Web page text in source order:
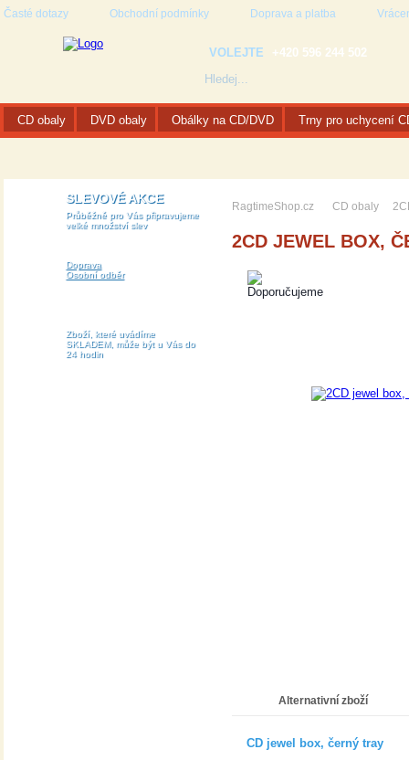
Časté dotazy Obchodní podmínky Doprava a platba
VOLEJTE +420 596 244 502
CD obaly DVD obaly Obálky na CD/DVD Trny pro uchycení
SLEVOVÉ AKCE
Průběžně pro Vás připravujeme
velké množství slev
Doprava
Osobní odběr
Zboží, které uvádíme
SKLADEM, může být u Vás do
24 hodin
RagtimeShop.cz CD obaly
2CD JEWEL BOX,
Alternativní zboží
CD jewel box, černý tray